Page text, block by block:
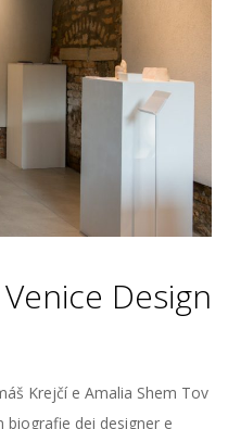
Design
Krejčí e Amalia Shem Tov
dei designer e